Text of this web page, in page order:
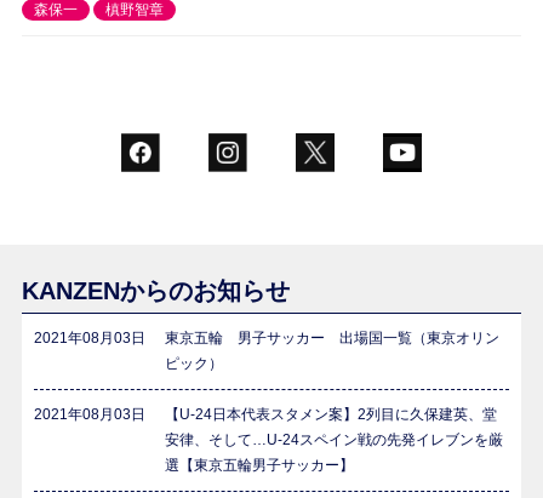
森保一
槙野智章
KANZENからのお知らせ
2021年08月03日
東京五輪 男子サッカー 出場国一覧（東京オリン
ピック）
2021年08月03日
【U-24日本代表スタメン案】2列目に久保建英、堂
安律、そして…U-24スペイン戦の先発イレブンを厳
選【東京五輪男子サッカー】